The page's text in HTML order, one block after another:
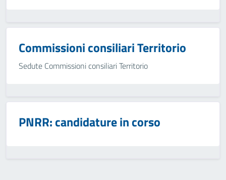
Commissioni consiliari Territorio
Sedute Commissioni consiliari Territorio
PNRR: candidature in corso